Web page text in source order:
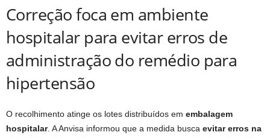
Correção foca em ambiente
hospitalar para evitar erros de
administração do remédio para
hipertensão
O recolhimento atinge os lotes distribuídos em embalagem
hospitalar. A Anvisa informou que a medida busca evitar erros na